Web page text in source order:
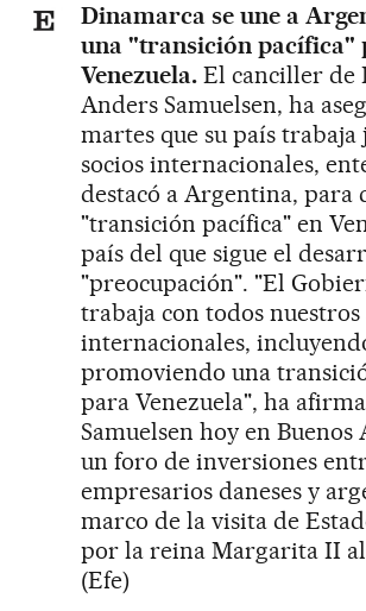
Dinamarca se une a
una "transición pacífica"
Venezuela. El canciller de
Anders Samuelsen, ha
martes que su país trabaja
socios internacionales,
destacó a Argentina, para
"transición pacífica" en
país del que sigue el
"preocupación". "El
trabaja con todos nuestros
internacionales,
promoviendo una
para Venezuela", ha
Samuelsen hoy en
un foro de inversiones
empresarios daneses y
marco de la visita de
por la reina Margarita II
(Efe)